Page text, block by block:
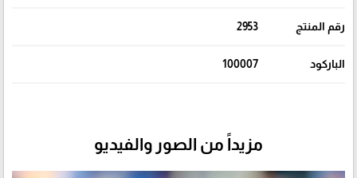
رقم المنتج 2953
الباركود 100007
مزيداً من الصور والفيديو